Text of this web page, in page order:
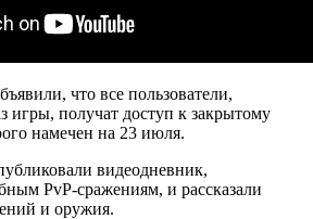
что все пользователи,
игры, получат доступ к закрытому
намечен на 23 июля.
видеодневник,
PvP-сражениям, и рассказали
и оружия.